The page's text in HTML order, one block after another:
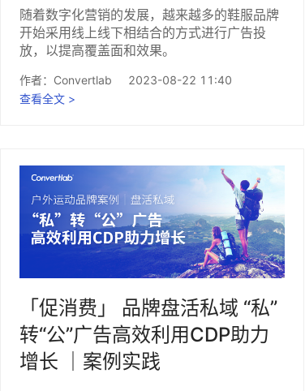
随着数字化营销的发展，越来越多的鞋服品牌
开始采用线上线下相结合的方式进行广告投
放，以提高覆盖面和效果。
作者： Convertlab
2023-08-22 11:40
查看全文 >
「促消费」 品牌盘活私域 “私”
转“公”广告高效利用CDP助力
增长 ｜案例实践